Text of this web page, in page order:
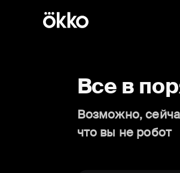
Все в
Возможно,
что вы не робот